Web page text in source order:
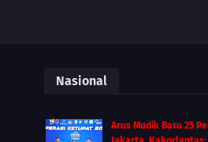
Nasional
Arus Mudik Baru 25